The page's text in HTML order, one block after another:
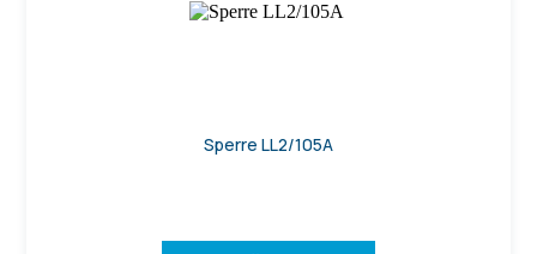
Sperre LL2/105A